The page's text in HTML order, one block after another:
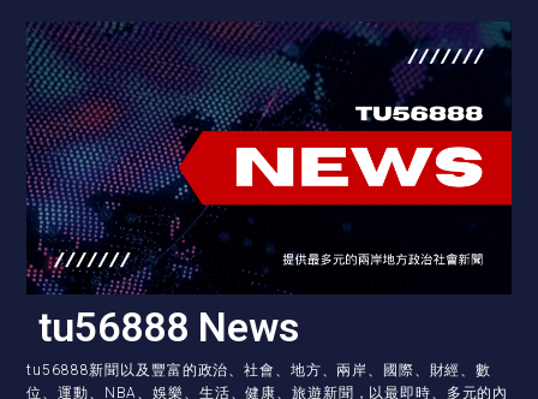
tu56888 News
tu56888新聞以及豐富的政治、社會、地方、兩岸、國際、財經、數
位、運動、NBA、娛樂、生活、健康、旅遊新聞，以最即時、多元的內